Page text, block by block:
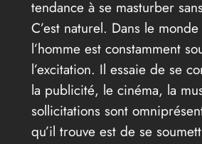
tendance à se masturber
C’est naturel. Dans le
l’homme est constamment
l’excitation. Il essaie de se
la publicité, le cinéma, la
sollicitations sont
qu’il trouve est de se